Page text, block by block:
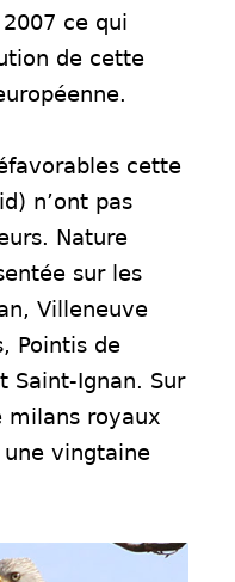
ce qui
de cette
.
cette
n’ont pas
Nature
sur les
Villeneuve
Pointis de
Saint-Ignan. Sur
milans royaux
vingtaine